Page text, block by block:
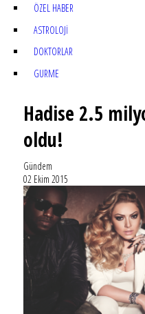
ÖZEL HABER
ASTROLOJİ
DOKTORLAR
GURME
Hadise 2.5
oldu!
Gündem
02 Ekim 2015